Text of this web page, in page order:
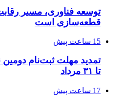
توسعه فناوری، مسیر
قطعه‌سازی است
15 ساعت پیش
تا ۳۱ مرداد
17 ساعت پیش